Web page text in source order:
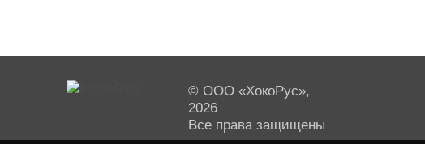
© ООО «ХокоРус»,
2026
Все права защищены